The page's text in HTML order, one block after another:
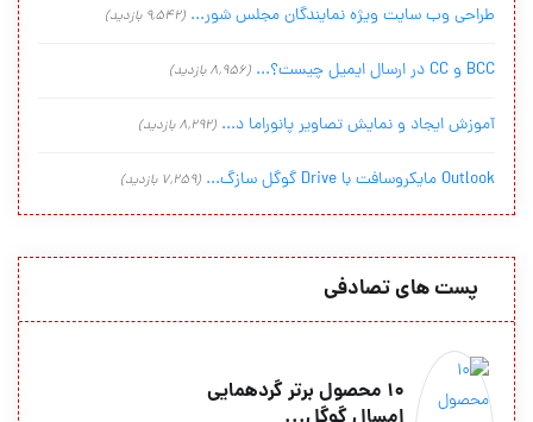
طراحی وب سایت ویژه نمایندگان مجلس شور... (9,542 بازدید)
BCC و CC در ارسال ایمیل چیست؟... (8,956 بازدید)
آموزش ایجاد و نمایش تصاویر پانوراما د... (8,292 بازدید)
Outlook مایکروسافت با Drive گوگل سازگ... (7,259 بازدید)
پست های تصادفی
۱۰ محصول برتر گردهمایی